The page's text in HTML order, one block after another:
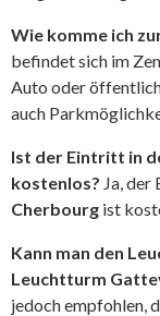
Wie komme ich
befindet sich im
Auto oder
auch
Ist der Eintritt in
kostenlos? Ja,
Cherbourg ist
Kann man den
Leuchtturm
jedoch empfohlen,